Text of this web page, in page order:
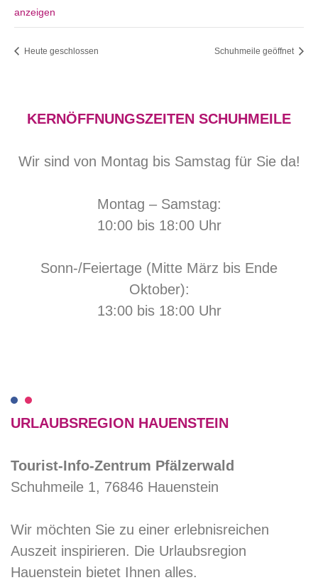
anzeigen
Heute geschlossen Schuhmeile geöffnet
KERNÖFFNUNGSZEITEN SCHUHMEILE
Wir sind von Montag bis Samstag für Sie da!
Montag – Samstag:
10:00 bis 18:00 Uhr
Sonn-/Feiertage (Mitte März bis Ende
Oktober):
13:00 bis 18:00 Uhr
URLAUBSREGION HAUENSTEIN
Tourist-Info-Zentrum Pfälzerwald
Schuhmeile 1, 76846 Hauenstein
Wir möchten Sie zu einer erlebnisreichen
Auszeit inspirieren. Die Urlaubsregion
Hauenstein bietet Ihnen alles.